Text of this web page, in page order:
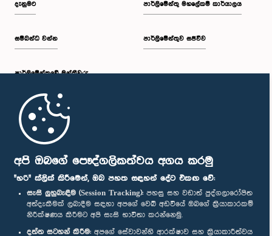
අපි ඔබගේ පෞද්ගලිකත්වය අගය කරමු
"හරි" ක්ලික් කිරීමෙන්, ඔබ පහත සඳහන් දේට එකඟ වේ:
සැසි ලුහුබැඳීම (Session Tracking): පහසු සහ වඩාත් පුද්ගලාරෝපිත
අත්දැකීමක් ලබාදීම සඳහා අපගේ වෙබ් අඩවියේ ඔබගේ ක්‍රියාකාරකම්
නිරීක්ෂණය කිරීමට අපි සැසි භාවිතා කරන්නෙමු.
දත්ත සටහන් කිරීම: අපගේ සේවාවන්හි ආරක්ෂාව සහ ක්‍රියාකාරීත්වය
දැනුමට
සම්බන්ධ වන්න
පාර්ලි‌මේන්තුවේ මන්ත්‍රීවරු
මුල් පිටුව
පාර්ලිමේන්තු මහලේකම් කාර්යාලය
පාර්ලිමේන්තුව සජීවීව
පාර්ලිමේන්තු ජංගම යෙදුම
අප හා සම්බන්ධ වී සිටින්න :